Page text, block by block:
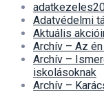
Adatvédelmi
Aktuális
Archív – Az
Archív –
iskolásoknak
Archív –